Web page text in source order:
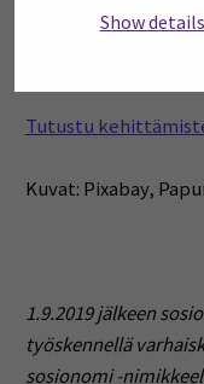
Show
Pilvi Metsäpuro
Tutustu
Kuvat: Pixabay,
1.9.2019 jälkeen
työskennellä
sosionomi -